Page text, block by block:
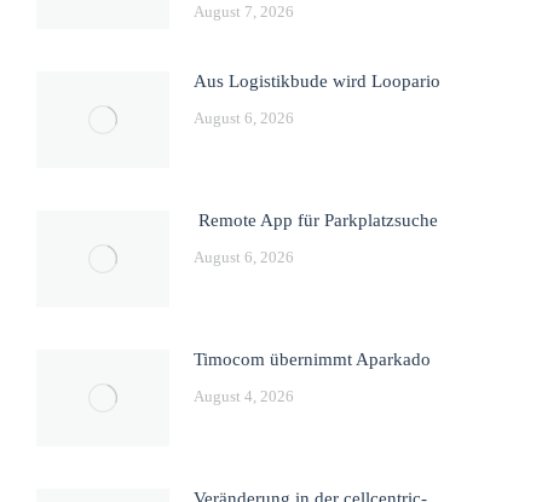
August 7, 2026
Aus Logistikbude wird Loopario
August 6, 2026
Remote App für Parkplatzsuche
August 6, 2026
Timocom übernimmt Aparkado
August 4, 2026